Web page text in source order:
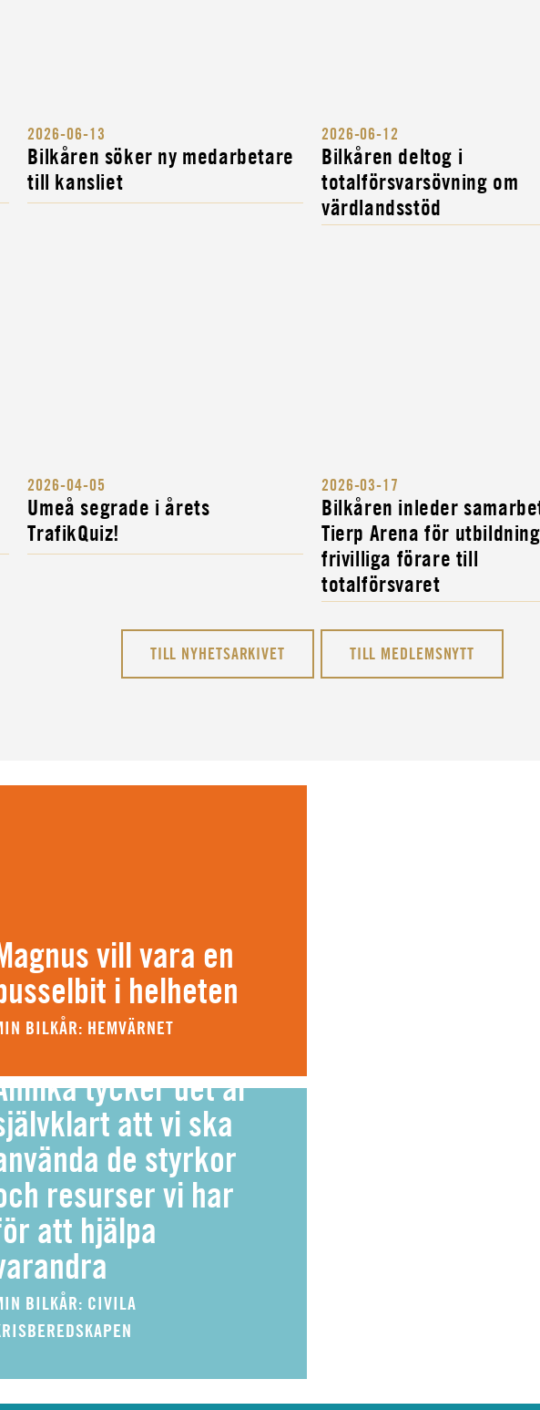
2026-06-13
Bilkåren söker ny medarbetare
till kansliet
2026-06-12
Bilkåren deltog i
totalförsvarsövning om
värdlandsstöd
2026-04-05
Umeå segrade i årets
TrafikQuiz!
2026-03-17
Bilkåren inleder
Tierp Arena för
frivilliga förare till
totalförsvaret
TILL NYHETSARKIVET TILL MEDLEMSNYTT
vill vara en
i helheten
BILKÅR: HEMVÄRNET
tycker det är
att vi ska
de styrkor
resurser vi har
att hjälpa
BILKÅR: CIVILA